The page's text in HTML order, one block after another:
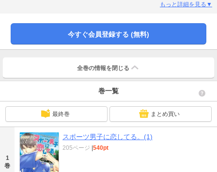
／「下・級・生」蒼井まもる／「恋する射ガール」千里みこ／「フォーカス オ
もっと詳細を見る▼
今すぐ会員登録する (無料)
全巻の情報を 閉じる
巻一覧
最終巻 まとめ買い
1
巻
スポーツ男子に恋してる。(1)
205ページ |540pt